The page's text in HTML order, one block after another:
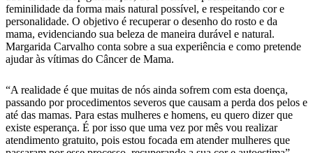
feminilidade da forma mais natural possível, e respeitando cor e
personalidade. O objetivo é recuperar o desenho do rosto e da
mama, evidenciando sua beleza de maneira durável e natural.
Margarida Carvalho conta sobre a sua experiência e como pretende
ajudar às vítimas do Câncer de Mama.
“A realidade é que muitas de nós ainda sofrem com esta doença,
passando por procedimentos severos que causam a perda dos pelos e
até das mamas. Para estas mulheres e homens, eu quero dizer que
existe esperança. É por isso que uma vez por mês vou realizar
atendimento gratuito, pois estou focada em atender mulheres que